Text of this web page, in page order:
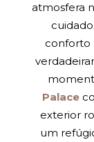
atmosfera
conforto
Palace
exterior
um